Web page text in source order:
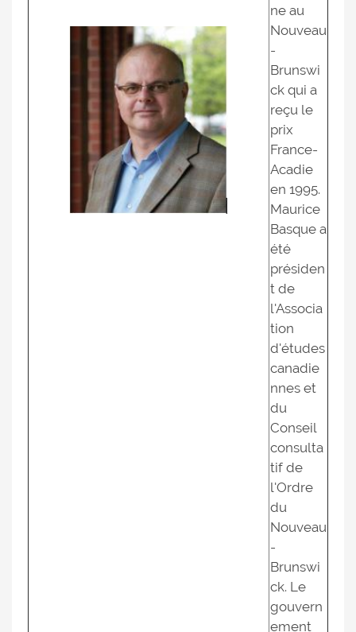
ne au
Nouveau
-
Brunswi
ck qui a
reçu le
prix
France-
Acadie
en 1995.
Maurice
Basque a
été
présiden
t de
l'Associa
tion
d'études
canadie
nnes et
du
Conseil
consulta
tif de
l'Ordre
du
Nouveau
-
Brunswi
ck. Le
gouvern
ement